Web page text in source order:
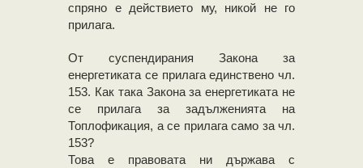
спряно е действието му, никой не го
прилага.
От суспендирания Закона за
енергетиката се прилага единствено чл.
153. Как така Закона за енергетиката не
се прилага за задълженията на
Топлофикация, а се прилага само за чл.
153?
Това е правовата ни държава с